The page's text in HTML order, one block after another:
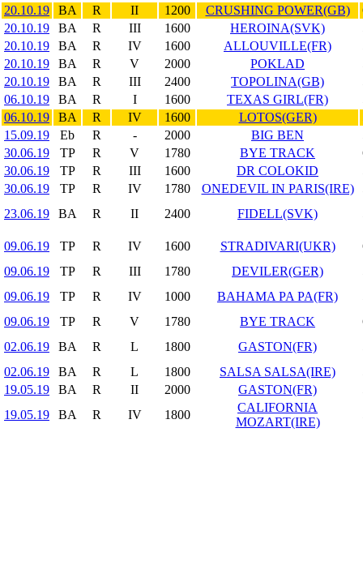
20.10.19
BA R II 1200 CRUSHING POWER(GB)
20.10.19
BA R III 1600 HEROINA(SVK)
20.10.19
BA R IV 1600 ALLOUVILLE(FR)
20.10.19
BA R V 2000 POKLAD
20.10.19
BA R III 2400 TOPOLINA(GB)
06.10.19
BA R I 1600 TEXAS GIRL(FR)
06.10.19
BA R IV 1600 LOTOS(GER)
15.09.19
Eb R - 2000 BIG BEN
30.06.19
TP R V 1780 BYE TRACK
30.06.19
TP R III 1600 DR COLOKID
30.06.19
TP R IV 1780 ONEDEVIL IN PARIS(IRE)
23.06.19
BA R II 2400 FIDELL(SVK)
09.06.19 TP R IV 1600 STRADIVARI(UKR)
09.06.19
TP R III 1780 DEVILER(GER)
09.06.19
TP R IV 1000 BAHAMA PA PA(FR)
09.06.19
TP R V 1780 BYE TRACK
02.06.19
BA R L 1800 GASTON(FR)
02.06.19
BA R L 1800 SALSA SALSA(IRE)
19.05.19
BA R II 2000 GASTON(FR)
19.05.19
BA R IV 1800
CALIFORNIA
MOZART(IRE)